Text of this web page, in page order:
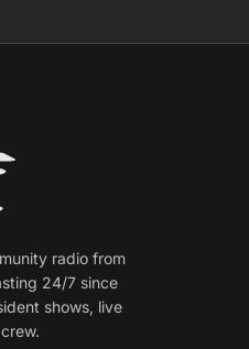
radio from
24/7 since
shows, live